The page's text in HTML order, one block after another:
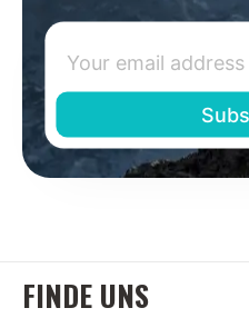
FINDE UNS